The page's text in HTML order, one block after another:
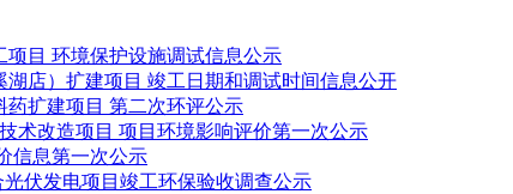
目 环境保护设施调试信息公示
店）扩建项目 竣工日期和调试时间信息公开
扩建项目 第二次环评公示
术改造项目 项目环境影响评价第一次公示
信息第一次公示
伏发电项目竣工环保验收调查公示